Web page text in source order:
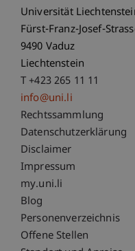
Universität
Fürst-Franz-Josef-
9490 Vaduz
Liechtenstein
T +423 265 11 11
info@uni.li
Fußzeile
Rechtssammlung
Datenschutzerklärung
Disclaimer
Impressum
Fußzeile
my.uni.li
Blog
Personenverzeichnis
Offene Stellen